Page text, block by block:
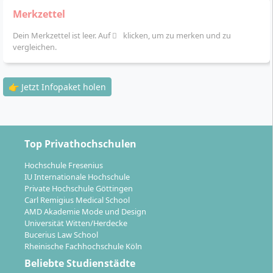
Spezielle Vorbereitungsangebote für die CAPM-
Prüfung des Project Management Institute (PMI)
Im Verlauf des Studiums sicherst du dir zudem
Ressourcen der PMI Student Membership. Die
Teilnahme an StudyPLUS bietet darüber hinaus
Sprachkurse, Gründung, Karriere-Events und
internationales Networking an.
Karrierechancen & Berufsmöglichkeiten:
Welche Perspektiven hast du?
Merkzettel
Dein Merkzettel ist leer. Auf
klicken, um zu merken und zu
vergleichen.
👉 Jetzt Infopaket holen
Top Privathochschulen
Hochschule Fresenius
IU Internationale Hochschule
Private Hochschule Göttingen
Carl Remigius Medical School
AMD Akademie Mode und Design
Universität Witten/Herdecke
Bucerius Law School
Rheinische Fachhochschule Köln
Beliebte Studienstädte